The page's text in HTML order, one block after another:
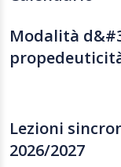
Modalità
Lezioni
2026/2027